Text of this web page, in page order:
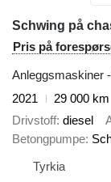
Schwing på
Pris på
Anleggsmaskiner
2021
29 000 km
Drivstoff diesel
Betongpumpe
Tyrkia